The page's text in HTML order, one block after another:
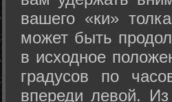
вашего «ки»
может быть
в исходное
градусов по
впереди левой.